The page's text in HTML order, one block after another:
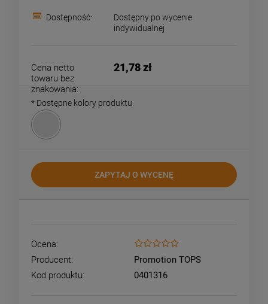
Dostępność:
Dostępny po wycenie
indywidualnej
Cena netto
towaru bez
znakowania:
21,78 zł
* Dostępne kolory produktu:
ZAPYTAJ O WYCENĘ
Ocena:
Producent:
Promotion TOPS
Kod produktu:
0401316